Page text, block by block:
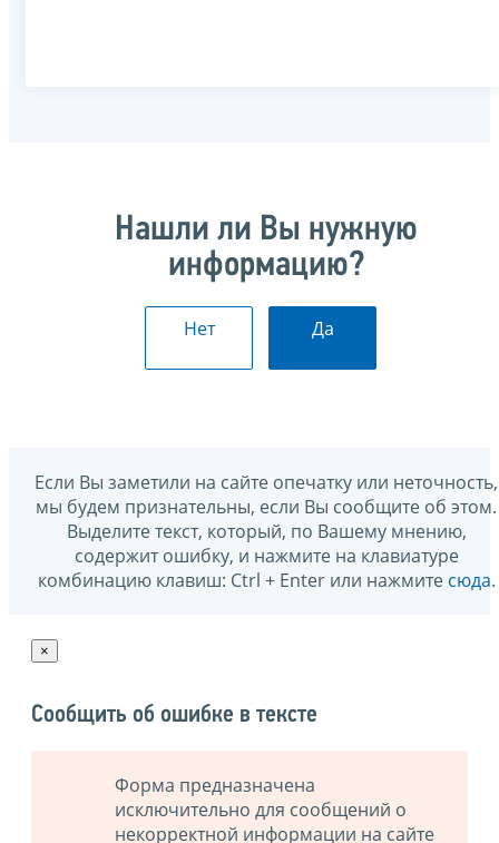
Нашли ли Вы нужную
информацию?
Нет Да
Если Вы заметили на сайте опечатку или неточность,
мы будем признательны, если Вы сообщите об этом.
Выделите текст, который, по Вашему мнению,
содержит ошибку, и нажмите на клавиатуре
комбинацию клавиш: Ctrl + Enter или нажмите сюда.
×
Сообщить об ошибке в тексте
Форма предназначена
исключительно для сообщений о
некорректной информации на сайте